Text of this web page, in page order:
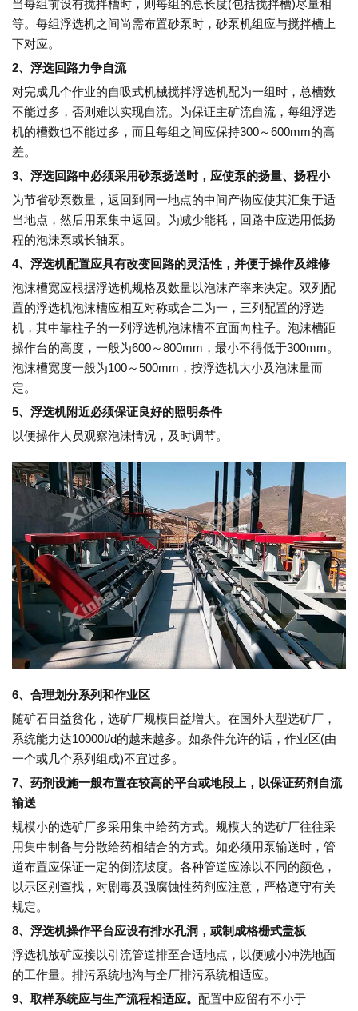
当每组前设有搅拌槽时，则每组的总长度(包括搅拌槽)尽量相
等。每组浮选机之间尚需布置砂泵时，砂泵机组应与搅拌槽上
下对应。
2、浮选回路力争自流
对完成几个作业的自吸式机械搅拌浮选机配为一组时，总槽数
不能过多，否则难以实现自流。为保证主矿流自流，每组浮选
机的槽数也不能过多，而且每组之间应保持300～600mm的高
差。
3、浮选回路中必须采用砂泵扬送时，应使泵的扬量、扬程小
为节省砂泵数量，返回到同一地点的中间产物应使其汇集于适
当地点，然后用泵集中返回。为减少能耗，回路中应选用低扬
程的泡沬泵或长轴泵。
4、浮选机配置应具有改变回路的灵活性，并便于操作及维修
泡沫槽宽应根据浮选机规格及数量以泡沫产率来决定。双列配
置的浮选机泡沫槽应相互对称或合二为一，三列配置的浮选
机，其中靠柱子的一列浮选机泡沫槽不宜面向柱子。泡沫槽距
操作台的高度，一般为600～800mm，最小不得低于300mm。
泡沫槽宽度一般为100～500mm，按浮选机大小及泡沫量而
定。
5、浮选机附近必须保证良好的照明条件
以便操作人员观察泡沬情况，及时调节。
6、合理划分系列和作业区
随矿石日益贫化，选矿厂规模日益增大。在国外大型选矿厂，
系统能力达10000t/d的越来越多。如条件允许的话，作业区(由
一个或几个系列组成)不宜过多。
7、药剂设施一般布置在较高的平台或地段上，以保证药剂自流
输送
规模小的选矿厂多采用集中给药方式。规模大的选矿厂往往采
用集中制备与分散给药相结合的方式。如必须用泵输送时，管
道布置应保证一定的倒流坡度。各种管道应涂以不同的颜色，
以示区别查找，对剧毒及强腐蚀性药剂应注意，严格遵守有关
规定。
8、浮选机操作平台应设有排水孔洞，或制成格栅式盖板
浮选机放矿应接以引流管道排至合适地点，以便减小冲洗地面
的工作量。排污系统地沟与全厂排污系统相适应。
9、取样系统应与生产流程相适应。 配置中应留有不小于